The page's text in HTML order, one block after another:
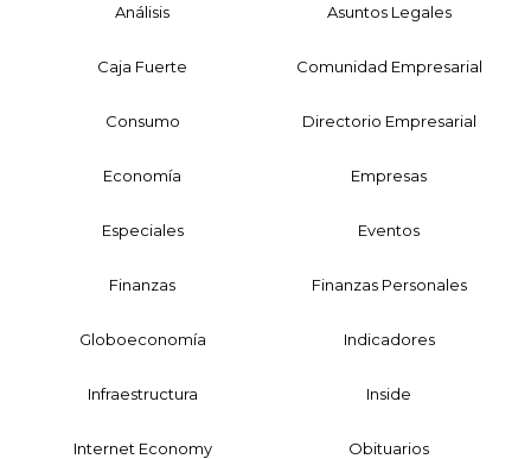
Análisis Asuntos Legales
Caja Fuerte Comunidad Empresarial
Consumo Directorio Empresarial
Economía Empresas
Especiales Eventos
Finanzas Finanzas Personales
Globoeconomía Indicadores
Infraestructura Inside
Internet Economy Obituarios